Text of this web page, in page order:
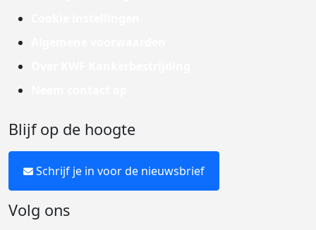
Blijf op de hoogte
Schrijf je in voor de nieuwsbrief
Volg ons